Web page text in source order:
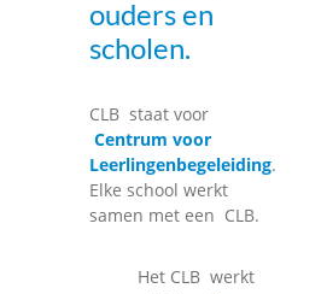
ouders en
scholen.
CLB staat voor
Centrum voor
Leerlingenbegeleiding.
Elke school werkt
samen met een CLB.
Het CLB werkt